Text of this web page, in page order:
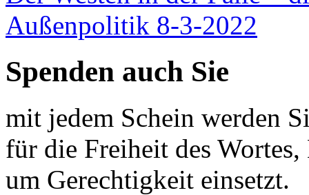
Außenpolitik 8-3-2022
Spenden auch Sie
mit jedem Schein werden
für die Freiheit des
um Gerechtigkeit einsetzt.